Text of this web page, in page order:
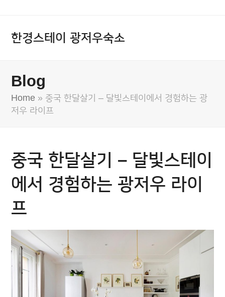
한경스테이 광저우숙소
Blog
Home »중국 한달살기 – 달빛스테이에서 경험하는 광
저우 라이프
중국 한달살기 – 달빛스테이
에서 경험하는 광저우 라이
프